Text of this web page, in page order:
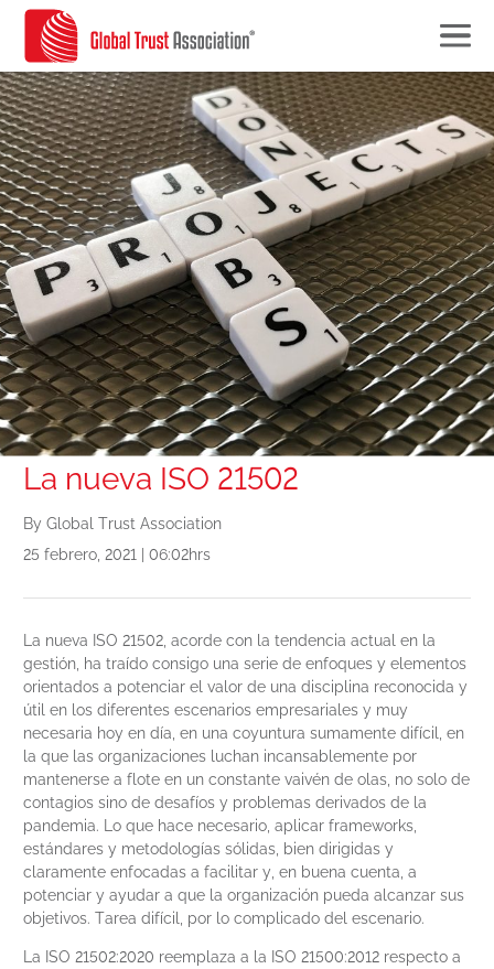
La nueva ISO 21502
By Global Trust Association
25 febrero, 2021 | 06:02hrs
La nueva ISO 21502, acorde con la tendencia actual en la
gestión, ha traído consigo una serie de enfoques y elementos
orientados a potenciar el valor de una disciplina reconocida y
útil en los diferentes escenarios empresariales y muy
necesaria hoy en día, en una coyuntura sumamente difícil, en
la que las organizaciones luchan incansablemente por
mantenerse a flote en un constante vaivén de olas, no solo de
contagios sino de desafíos y problemas derivados de la
pandemia. Lo que hace necesario, aplicar frameworks,
estándares y metodologías sólidas, bien dirigidas y
claramente enfocadas a facilitar y, en buena cuenta, a
potenciar y ayudar a que la organización pueda alcanzar sus
objetivos. Tarea difícil, por lo complicado del escenario.
La ISO 21502:2020 reemplaza a la ISO 21500:2012 respecto a